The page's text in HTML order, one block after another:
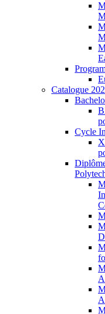
Catalogue
Cycle